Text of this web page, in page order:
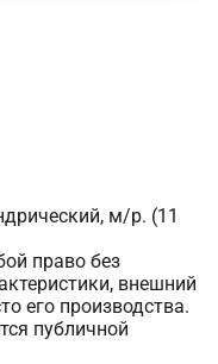
м/р. (11
право без
внешний
его производства.
публичной